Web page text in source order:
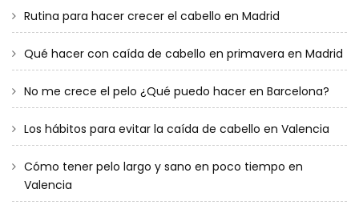
Rutina para hacer crecer el cabello en Madrid
Qué hacer con caída de cabello en primavera en Madrid
No me crece el pelo ¿Qué puedo hacer en Barcelona?
Los hábitos para evitar la caída de cabello en Valencia
Cómo tener pelo largo y sano en poco tiempo en
Valencia